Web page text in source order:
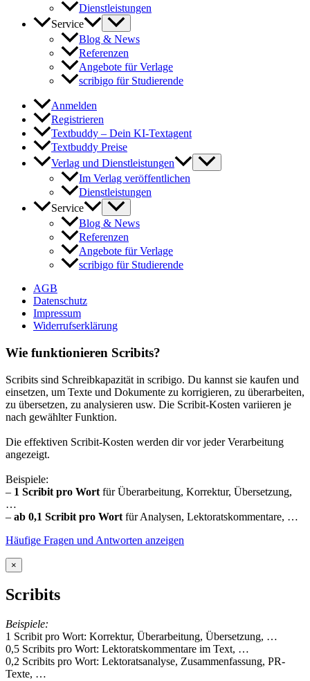
Dienstleistungen
Service
Blog & News
Referenzen
Angebote für Verlage
scribigo für Studierende
Anmelden
Registrieren
Textbuddy – Dein KI-Textagent
Textbuddy Preise
Verlag und Dienstleistungen
Im Verlag veröffentlichen
Dienstleistungen
Service
Blog & News
Referenzen
Angebote für Verlage
scribigo für Studierende
AGB
Datenschutz
Impressum
Widerrufserklärung
Wie funktionieren Scribits?
Scribits sind Schreibkapazität in scribigo. Du kannst sie kaufen und
einsetzen, um Texte und Dokumente zu korrigieren, zu überarbeiten,
zu übersetzen, zu analysieren usw. Die Scribit-Kosten variieren je
nach gewählter Funktion.
Die effektiven Scribit-Kosten werden dir vor jeder Verarbeitung
angezeigt.
Beispiele:
– 1 Scribit pro Wort für Überarbeitung, Korrektur, Übersetzung,
…
– ab 0,1 Scribit pro Wort für Analysen, Lektoratskommentare, …
Häufige Fragen und Antworten anzeigen
×
Scribits
Beispiele:
1 Scribit pro Wort: Korrektur, Überarbeitung, Übersetzung, …
0,5 Scribits pro Wort: Lektoratskommentare im Text, …
0,2 Scribits pro Wort: Lektoratsanalyse, Zusammenfassung, PR-
Texte, …